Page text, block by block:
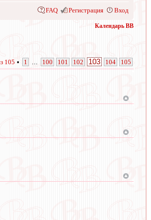
FAQ Регистрация Вход
Календарь ВВ
105 • 1 100 101 102 103 104 105